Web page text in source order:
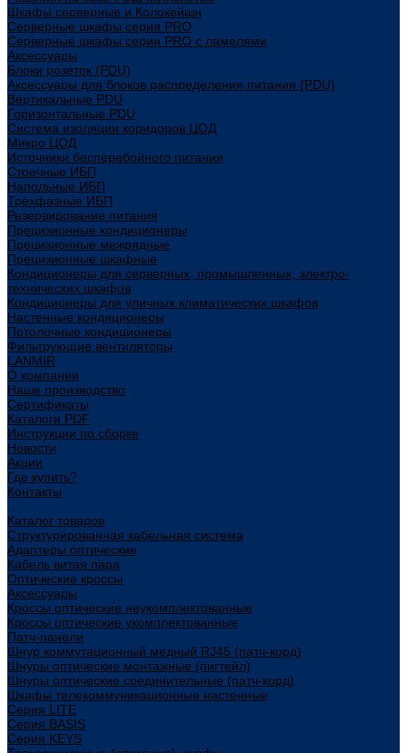
Шкафы серверные и Колокейшн
Серверные шкафы серия PRO
Серверные шкафы серии PRO с ламелями
Аксессуары
Блоки розеток (PDU)
Аксессуары для блоков распределения питания (PDU)
Вертикальные PDU
Горизонтальные PDU
Система изоляции коридоров ЦОД
Микро ЦОД
Источники бесперебойного питания
Стоечные ИБП
Напольные ИБП
Трёхфазные ИБП
Резервирование питания
Прецизионные кондиционеры
Прецизионные межрядные
Прецизионные шкафные
Кондиционеры для серверных, промышленных, электро-
технических шкафов
Кондиционеры для уличных климатических шкафов
Настенные кондиционеры
Потолочные кондиционеры
Фильтрующие вентиляторы
LANMIR
О компании
Наше производство
Сертификаты
Каталоги PDF
Инструкции по сборке
Новости
Акции
Где купить?
Контакты
Каталог товаров
Структурированная кабельная система
Адаптеры оптические
Кабель витая пара
Оптические кроссы
Аксессуары
Кроссы оптические неукомплектованные
Кроссы оптические укомплектованные
Патч-панели
Шнур коммутационный медный RJ45 (патч-корд)
Шнуры оптические монтажные (пигтейл)
Шнуры оптические соединительные (патч-корд)
Шкафы телекоммуникационные настенные
Cерия LITE
Cерия BASIS
Cерия KEYS